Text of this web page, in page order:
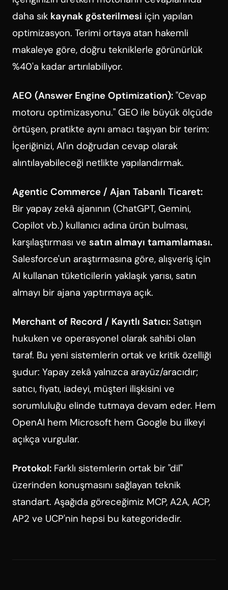
daha sık kaynak gösterilmesi için yapılan
optimizasyon. Terimi ortaya atan hakemli
makaleye göre, doğru tekniklerle görünürlük
%40'a kadar artırılabiliyor.
AEO (Answer Engine Optimization): "Cevap
motoru optimizasyonu." GEO ile büyük ölçüde
örtüşen, pratikte aynı amacı taşıyan bir terim:
İçeriğinizi, AI'ın doğrudan cevap olarak
alıntılayabileceği netlikte yapılandırmak.
Agentic Commerce / Ajan Tabanlı Ticaret:
Bir yapay zekâ ajanının (ChatGPT, Gemini,
Copilot vb.) kullanıcı adına ürün bulması,
karşılaştırması ve satın almayı tamamlaması.
Salesforce'un araştırmasına göre, alışveriş için
AI kullanan tüketicilerin yaklaşık yarısı, satın
almayı bir ajana yaptırmaya açık.
Merchant of Record / Kayıtlı Satıcı: Satışın
hukuken ve operasyonel olarak sahibi olan
taraf. Bu yeni sistemlerin ortak ve kritik özelliği
şudur: Yapay zekâ yalnızca arayüz/aracıdır;
satıcı, fiyatı, iadeyi, müşteri ilişkisini ve
sorumluluğu elinde tutmaya devam eder. Hem
OpenAI hem Microsoft hem Google bu ilkeyi
açıkça vurgular.
Protokol: Farklı sistemlerin ortak bir "dil"
üzerinden konuşmasını sağlayan teknik
standart. Aşağıda göreceğimiz MCP, A2A, ACP,
AP2 ve UCP'nin hepsi bu kategoridedir.